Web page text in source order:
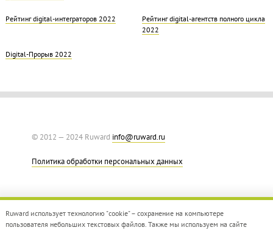
Рейтинг digital-интеграторов 2022
Рейтинг digital-агентств полного цикла
2022
Digital-Прорыв 2022
© 2012 — 2024 Ruward info@ruward.ru
Политика обработки персональных данных
Ruward использует технологию "cookie" – сохранение на компьютере
пользователя небольших текстовых файлов. Также мы используем на сайте